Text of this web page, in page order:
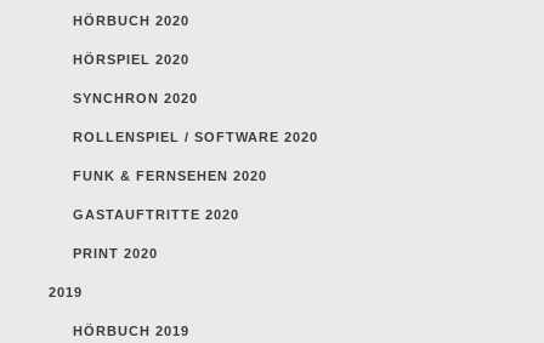
HÖRBUCH 2020
HÖRSPIEL 2020
SYNCHRON 2020
ROLLENSPIEL / SOFTWARE 2020
FUNK & FERNSEHEN 2020
GASTAUFTRITTE 2020
PRINT 2020
2019
HÖRBUCH 2019